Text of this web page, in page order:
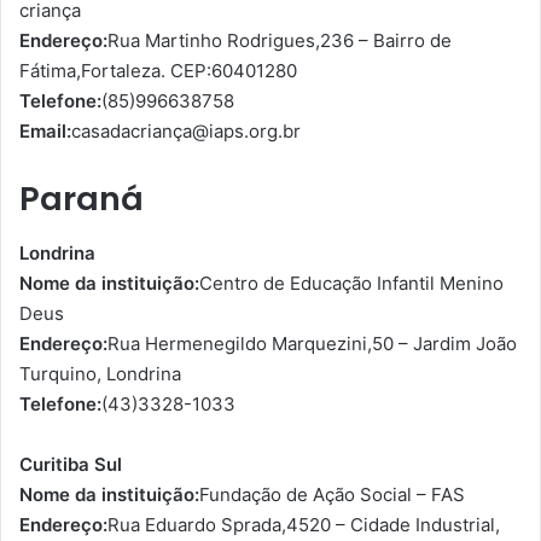
criança
Endereço:Rua Martinho Rodrigues,236 – Bairro de
Fátima,Fortaleza. CEP:60401280
Telefone:(85)996638758
Email:casadacriança@iaps.org.br
Paraná
Londrina
Nome da instituição:Centro de Educação Infantil Menino
Deus
Endereço:Rua Hermenegildo Marquezini,50 – Jardim João
Turquino, Londrina
Telefone:(43)3328-1033
Curitiba Sul
Nome da instituição:Fundação de Ação Social – FAS
Endereço:Rua Eduardo Sprada,4520 – Cidade Industrial,